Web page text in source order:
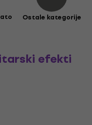
Ostale kategorije
efekti